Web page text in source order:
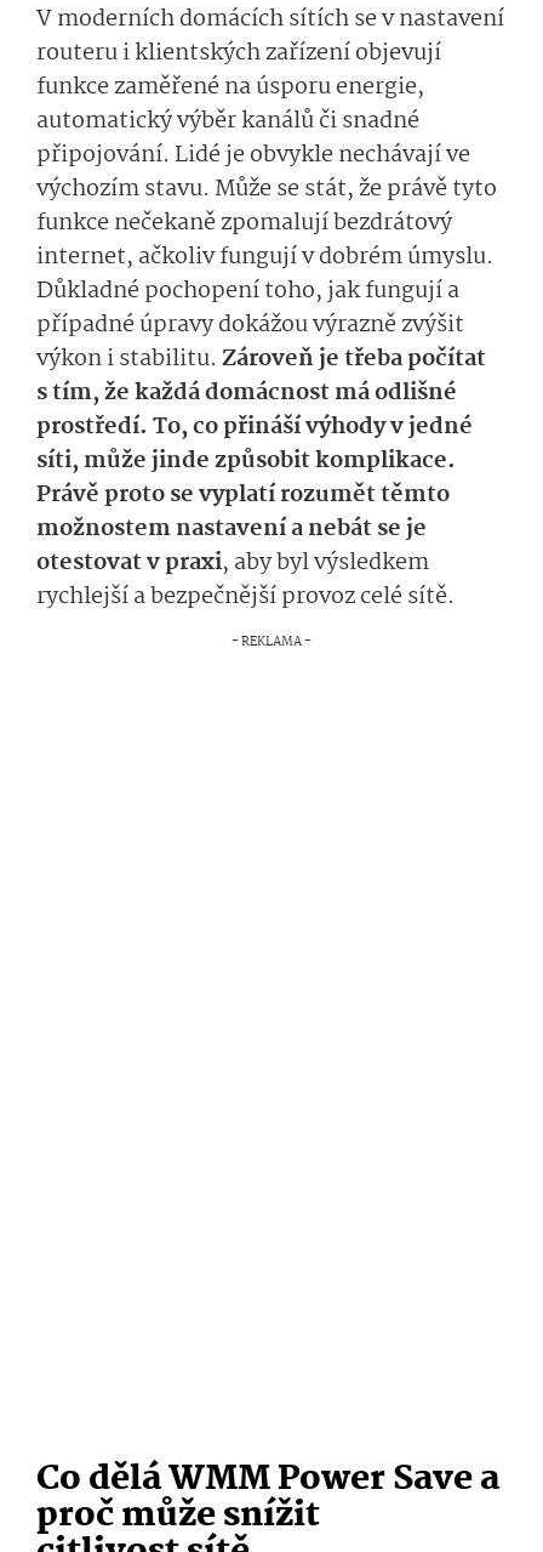
V moderních domácích sítích se v nastavení
routeru i klientských zařízení objevují
funkce zaměřené na úsporu energie,
automatický výběr kanálů či snadné
připojování. Lidé je obvykle nechávají ve
výchozím stavu. Může se stát, že právě tyto
funkce nečekaně zpomalují bezdrátový
internet, ačkoliv fungují v dobrém úmyslu.
Důkladné pochopení toho, jak fungují a
případné úpravy dokážou výrazně zvýšit
výkon i stabilitu. Zároveň je třeba počítat
s tím, že každá domácnost má odlišné
prostředí. To, co přináší výhody v jedné
síti, může jinde způsobit komplikace.
Právě proto se vyplatí rozumět těmto
možnostem nastavení a nebát se je
otestovat v praxi, aby byl výsledkem
rychlejší a bezpečnější provoz celé sítě.
Co dělá WMM Power Save a
proč může snížit